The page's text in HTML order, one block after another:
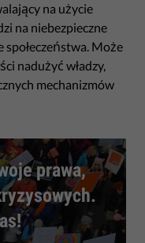
na użycie
na niebezpieczne
społeczeństwa. Może
nadużyć władzy,
mechanizmów
prawa,